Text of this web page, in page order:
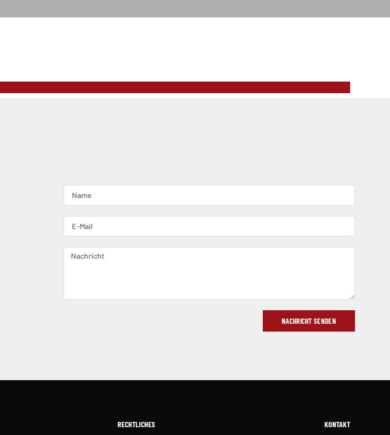
NACHRICHT SENDEN
RECHTLICHES KONTAKT